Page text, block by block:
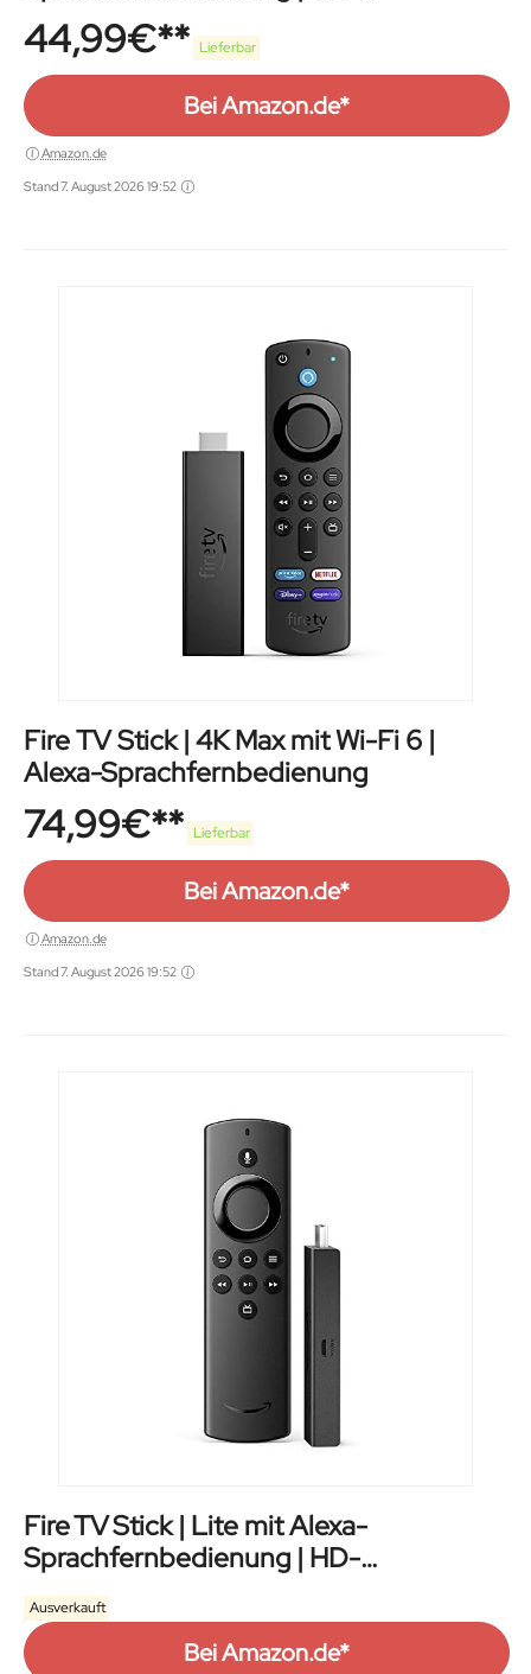
Streaminggerät
44,99€ Lieferbar
Bei Amazon.de*
Amazon.de
Stand 7. August 2026 19:52
Fire TV Stick | 4K Max mit Wi-Fi 6 |
Alexa-Sprachfernbedienung
74,99€ Lieferbar
Bei Amazon.de*
Amazon.de
Stand 7. August 2026 19:52
Fire TV Stick | Lite mit Alexa-
Sprachfernbedienung | HD-
Streaminggerät
Ausverkauft
Bei Amazon.de*